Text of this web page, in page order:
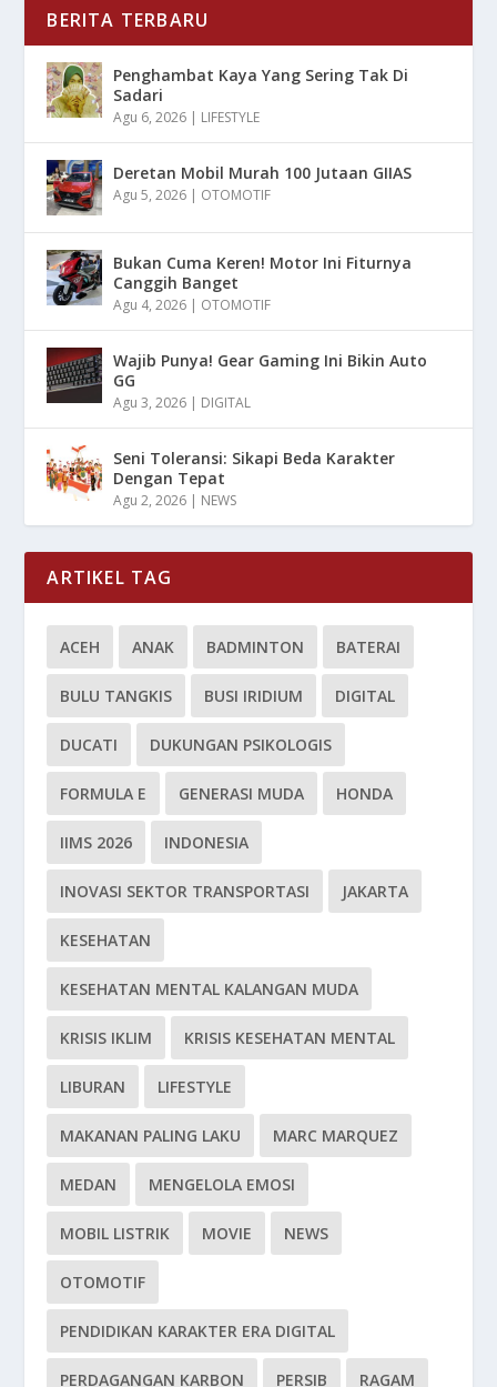
BERITA TERBARU
Penghambat Kaya Yang Sering Tak Di
Sadari
Agu 6, 2026 | LIFESTYLE
Deretan Mobil Murah 100 Jutaan GIIAS
Agu 5, 2026 | OTOMOTIF
Bukan Cuma Keren! Motor Ini Fiturnya
Canggih Banget
Agu 4, 2026 | OTOMOTIF
Wajib Punya! Gear Gaming Ini Bikin Auto
GG
Agu 3, 2026 | DIGITAL
Seni Toleransi: Sikapi Beda Karakter
Dengan Tepat
Agu 2, 2026 | NEWS
ARTIKEL TAG
ACEH ANAK BADMINTON BATERAI
BULU TANGKIS BUSI IRIDIUM DIGITAL
DUCATI DUKUNGAN PSIKOLOGIS
FORMULA E GENERASI MUDA HONDA
IIMS 2026 INDONESIA
INOVASI SEKTOR TRANSPORTASI JAKARTA
KESEHATAN
KESEHATAN MENTAL KALANGAN MUDA
KRISIS IKLIM KRISIS KESEHATAN MENTAL
LIBURAN LIFESTYLE
MAKANAN PALING LAKU MARC MARQUEZ
MEDAN MENGELOLA EMOSI
MOBIL LISTRIK MOVIE NEWS
OTOMOTIF
PENDIDIKAN KARAKTER ERA DIGITAL
PERDAGANGAN KARBON PERSIB RAGAM